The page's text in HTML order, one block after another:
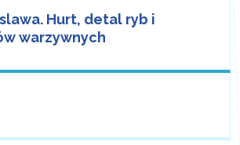
Hurt, detal ryb i
warzywnych